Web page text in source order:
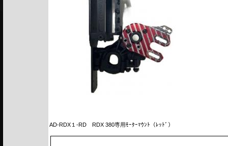
AD-RDX１-RD RDX 380専用ﾓｰﾀｰﾏｳﾝﾄ（ﾚｯﾄﾞ）